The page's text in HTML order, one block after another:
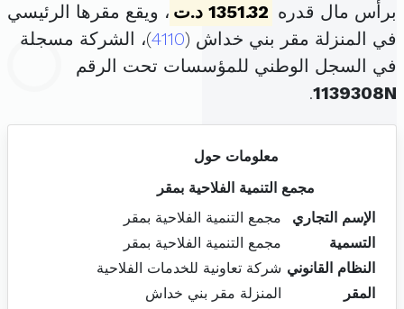
برأس مال قدره 1351.32 د.ت
، ويقع مقرها الرئيسي
في المنزلة مقر بني خداش (4110)، الشركة مسجلة
في السجل الوطني للمؤسسات تحت الرقم
1139308N
.
معلومات حول
مجمع التنمية الفلاحية بمقر
الإسم التجاري
مجمع التنمية الفلاحية بمقر
التسمية
مجمع التنمية الفلاحية بمقر
النظام القانوني شركة تعاونية للخدمات الفلاحية
المقر
المنزلة مقر بني خداش